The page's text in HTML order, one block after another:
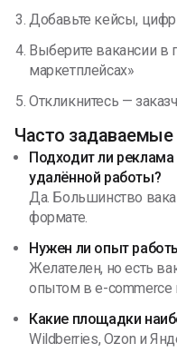
Добавьте кейсы,
Выберите вакансии в
маркетплейсах»
Откликнитесь —
Часто
Подходит ли
удалённой работы?
Да. Большинство
формате.
Нужен ли опыт
Желателен, но есть
опытом в e-commerce
Какие площадки
Wildberries, Ozon и